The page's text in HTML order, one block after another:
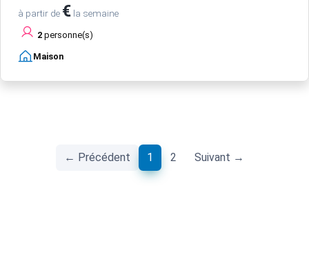
à partir de € la semaine
2 personne(s)
Maison
← Précédent 1 (current)
2 Suivant →